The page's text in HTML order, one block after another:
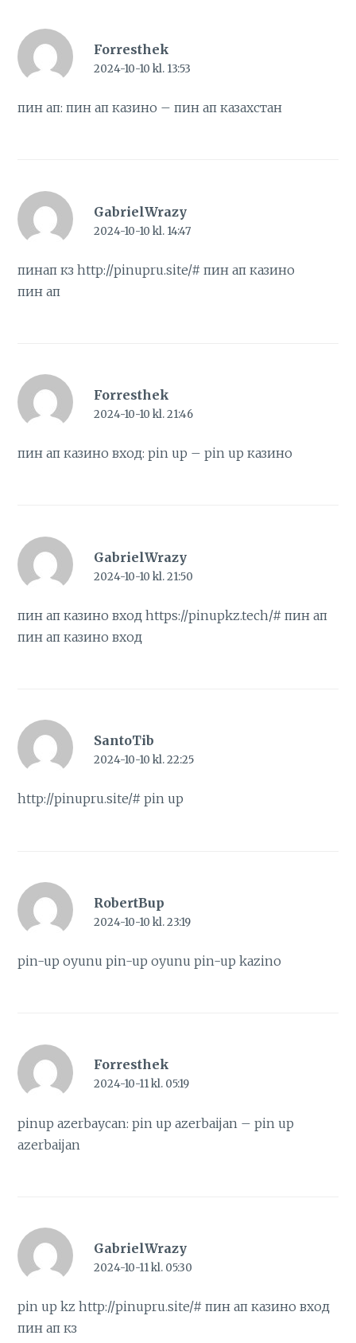
Forresthek
2024-10-10 kl. 13:53
пин ап:пин ап казино – пин ап казахстан
GabrielWrazy
2024-10-10 kl. 14:47
пинап кзhttp://pinupru.site/# пин ап казино
пин ап
Forresthek
2024-10-10 kl. 21:46
пин ап казино вход:pin up – pin up казино
GabrielWrazy
2024-10-10 kl. 21:50
пин ап казино входhttps://pinupkz.tech/# пин ап
пин ап казино вход
SantoTib
2024-10-10 kl. 22:25
http://pinupru.site/# pin up
RobertBup
2024-10-10 kl. 23:19
pin-up oyunupin-up oyunu pin-up kazino
Forresthek
2024-10-11 kl. 05:19
pinup azerbaycan:pin up azerbaijan – pin up
azerbaijan
GabrielWrazy
2024-10-11 kl. 05:30
pin up kzhttp://pinupru.site/# пин ап казино вход
пин ап кз